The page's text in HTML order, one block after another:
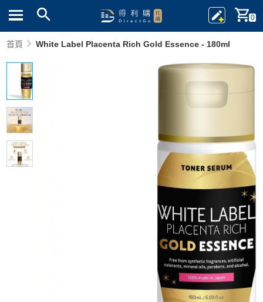
0
首頁 White Label Placenta Rich Gold Essence - 180ml